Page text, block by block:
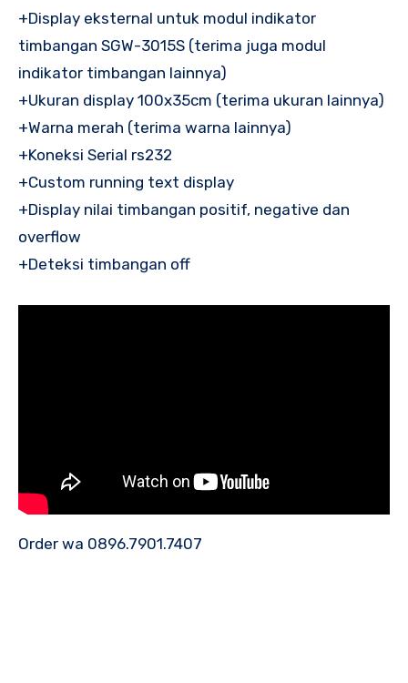
+Display eksternal untuk modul indikator
timbangan SGW-3015S (terima juga modul
indikator timbangan lainnya)
+Ukuran display 100x35cm (terima ukuran lainnya)
+Warna merah (terima warna lainnya)
+Koneksi Serial rs232
+Custom running text display
+Display nilai timbangan positif, negative dan
overflow
+Deteksi timbangan off
Order wa 0896.7901.7407